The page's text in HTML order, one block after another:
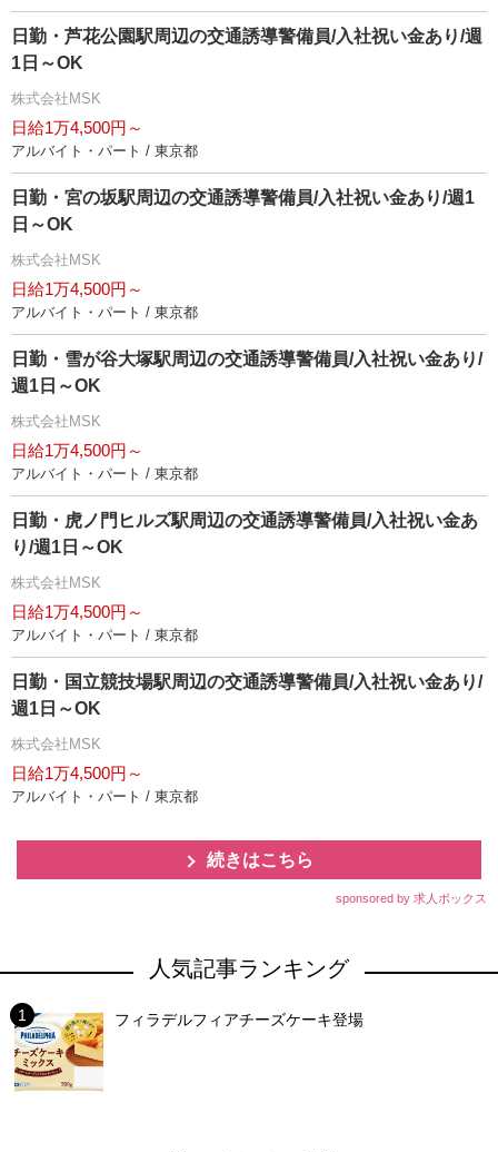
日勤・芦花公園駅周辺の交通誘導警備員/入社祝い金あり/週
1日～OK
株式会社MSK
日給1万4,500円～
アルバイト・パート / 東京都
日勤・宮の坂駅周辺の交通誘導警備員/入社祝い金あり/週1
日～OK
株式会社MSK
日給1万4,500円～
アルバイト・パート / 東京都
日勤・雪が谷大塚駅周辺の交通誘導警備員/入社祝い金あり/
週1日～OK
株式会社MSK
日給1万4,500円～
アルバイト・パート / 東京都
日勤・虎ノ門ヒルズ駅周辺の交通誘導警備員/入社祝い金あ
り/週1日～OK
株式会社MSK
日給1万4,500円～
アルバイト・パート / 東京都
日勤・国立競技場駅周辺の交通誘導警備員/入社祝い金あり/
週1日～OK
株式会社MSK
日給1万4,500円～
アルバイト・パート / 東京都
続きはこちら
sponsored by 求人ボックス
人気記事ランキング
フィラデルフィアチーズケーキ登場